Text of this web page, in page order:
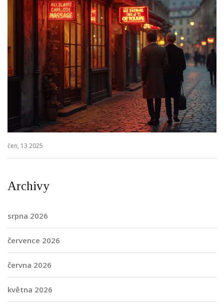
čen, 13 2025
Archivy
srpna 2026
července 2026
června 2026
května 2026